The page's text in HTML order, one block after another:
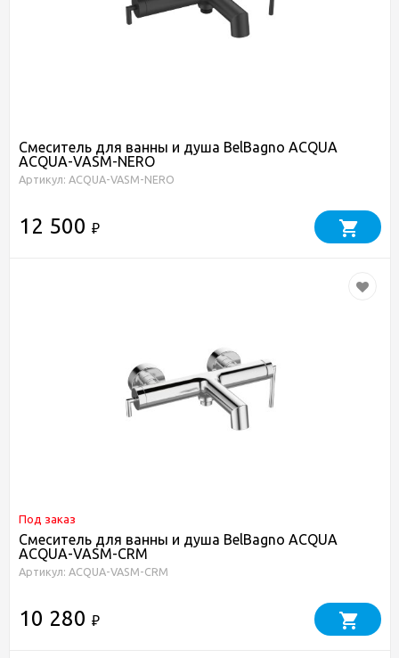
Смеситель для ванны и душа BelBagno ACQUA
ACQUA-VASM-NERO
Артикул: ACQUA-VASM-NERO
12 500 ₽
Под заказ
Смеситель для ванны и душа BelBagno ACQUA
ACQUA-VASM-CRM
Артикул: ACQUA-VASM-CRM
10 280 ₽